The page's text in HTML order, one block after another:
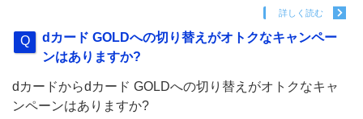
詳しく読む
dカード GOLDへの切り替えがオトクなキャンペー
ンはありますか?
dカードからdカード GOLDへの切り替えがオトクなキャ
ンペーンはありますか?